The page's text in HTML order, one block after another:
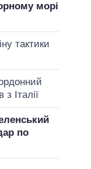
морі
тактики
Італії
по